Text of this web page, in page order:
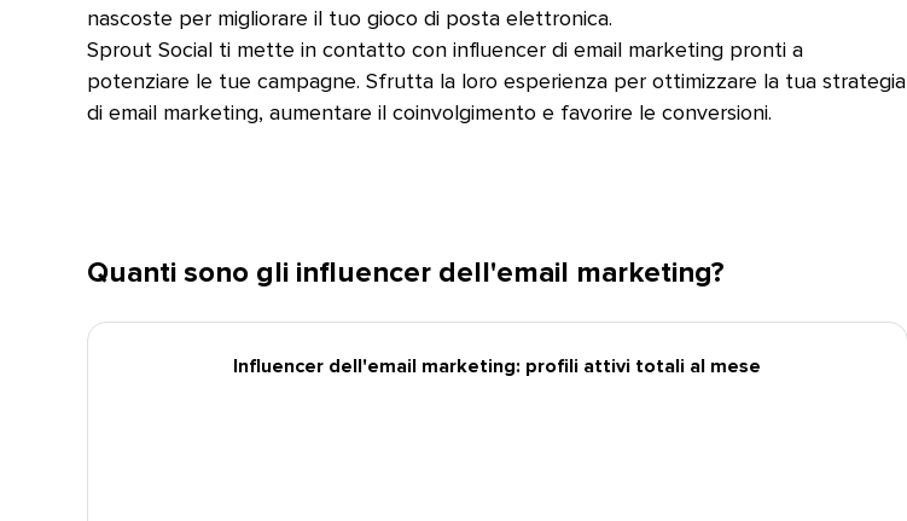
nascoste per migliorare il tuo gioco di posta elettronica.​​
Sprout Social ti mette in contatto con influencer di email marketing pronti a
potenziare le tue campagne. Sfrutta la loro esperienza per ottimizzare la tua strategia
di email marketing, aumentare il coinvolgimento e favorire le conversioni.​​
Quanti sono gli influencer dell'email marketing?​​
Influencer dell'email marketing: profili attivi totali al mese​​